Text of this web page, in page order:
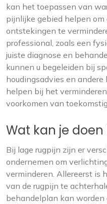
kan het toepassen van
pijnlijke gebied helpen
ontstekingen te
professional, zoals een
juiste diagnose en
kunnen u begeleiden bij
houdingsadvies en
helpen bij het
voorkomen van
Wat kan je
Bij lage rugpijn zijn er
ondernemen om
verminderen. Allereerst is
van de rugpijn te
behandelplan kan worden